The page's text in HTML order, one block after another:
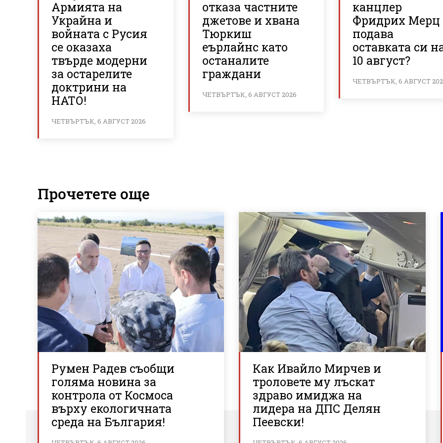
Армията на
Украйна и
войната с Русия
се оказаха
твърде модерни
за остарелите
доктрини на
НАТО!
ЧЕТВЪРТЪК, 6 АВГУСТ 2026
отказа частните
джетове и хвана
Тюркиш
еърлайнс като
останалите
граждани
ЧЕТВЪРТЪК, 6 АВГУСТ 2026
канцлер
Фридрих Мерц
подава
оставката си
10 август?
ЧЕТВЪРТЪК, 6 АВГУСТ
Прочетете още
Румен Радев съобщи
голяма новина за
контрола от Космоса
върху екологичната
среда на България!
Как Ивайло Мирчев и
троловете му лъскат
здраво имиджа на
лидера на ДПС Делян
Пеевски!